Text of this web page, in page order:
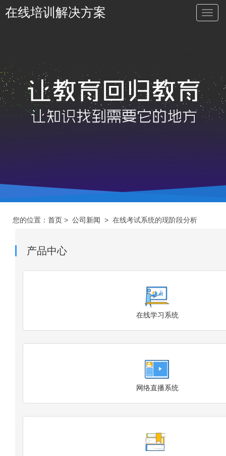
切
换
在线培训解决方案
您的位置： 首页 > 公司新闻 > 在线考试系统的现阶段分析
产品中心
在线学习系统
网络直播系统